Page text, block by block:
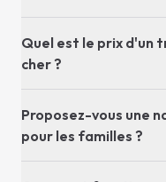
Quel est le prix d'un
cher ?
Proposez-vous une
pour les familles ?